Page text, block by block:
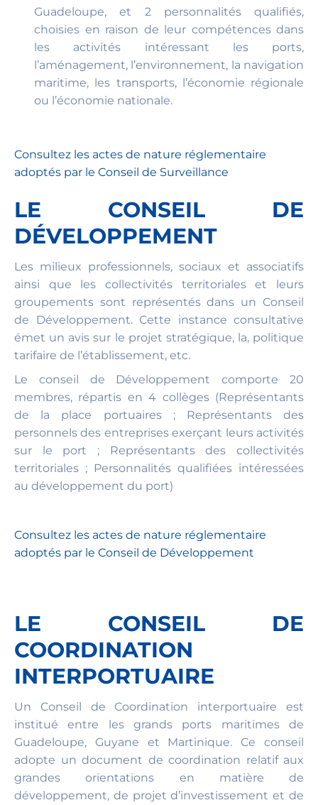
Guadeloupe, et 2 personnalités qualifiés,
choisies en raison de leur compétences dans
les activités intéressant les ports,
l’aménagement, l’environnement, la navigation
maritime, les transports, l’économie régionale
ou l’économie nationale.
Consultez les actes de nature réglementaire
adoptés par le Conseil de Surveillance
LE CONSEIL DE
DÉVELOPPEMENT
Les milieux professionnels, sociaux et associatifs
ainsi que les collectivités territoriales et leurs
groupements sont représentés dans un Conseil
de Développement. Cette instance consultative
émet un avis sur le projet stratégique, la, politique
tarifaire de l’établissement, etc.
Le conseil de Développement comporte 20
membres, répartis en 4 collèges (Représentants
de la place portuaires ; Représentants des
personnels des entreprises exerçant leurs activités
sur le port ; Représentants des collectivités
territoriales ; Personnalités qualifiées intéressées
au développement du port)
Consultez les actes de nature réglementaire
adoptés par le Conseil de Développement
LE CONSEIL DE
COORDINATION
INTERPORTUAIRE
Un Conseil de Coordination interportuaire est
institué entre les grands ports maritimes de
Guadeloupe, Guyane et Martinique. Ce conseil
adopte un document de coordination relatif aux
grandes orientations en matière de
développement, de projet d’investissement et de